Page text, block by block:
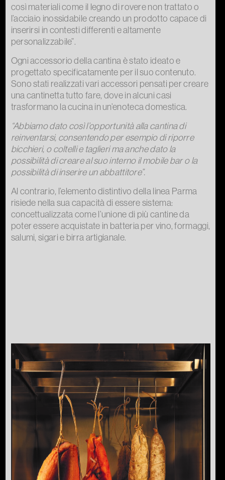
così materiali come il legno di rovere non trattato o
l’acciaio inossidabile creando un prodotto capace di
inserirsi in contesti differenti e altamente
personalizzabile”.
Ogni accessorio della cantina è stato ideato e
progettato specificatamente per il suo contenuto.
Sono stati realizzati vari accessori pensati per creare
una cantinetta tutto fare, dove in alcuni casi
trasformano la cucina in un’enoteca domestica.
“Abbiamo dato così l’opportunità alla cantina di
reinventarsi, consentendo per esempio di riporre
bicchieri, o coltelli e taglieri ma anche dato la
possibilità di creare al suo interno il mobile bar o la
possibilità di inserire un abbattitore”.
Al contrario, l’elemento distintivo della linea Parma
risiede nella sua capacità di essere sistema:
concettualizzata come l’unione di più cantine da
poter essere acquistate in batteria per vino, formaggi,
salumi, sigari e birra artigianale.